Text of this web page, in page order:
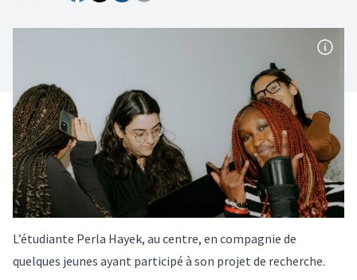
L’étudiante Perla Hayek, au centre, en compagnie de
quelques jeunes ayant participé à son projet de recherche.